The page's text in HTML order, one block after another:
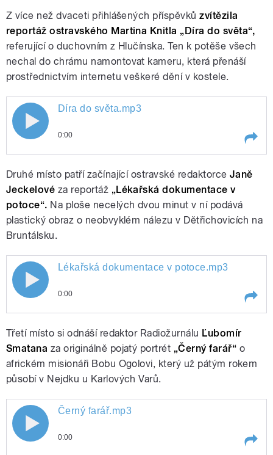
Z více než dvaceti přihlášených příspěvkůzvítězila
reportáž ostravského Martina Knitla „Díra do světa“,
referující o duchovním z Hlučínska. Ten k potěše všech
nechal do chrámu namontovat kameru, která přenáší
prostřednictvím internetu veškeré dění v kostele.
pause
Díra do světa.mp3
0:00
Druhé místo patří začínající ostravské redaktorce Janě
Jeckelové za reportáž „Lékařská dokumentace v
potoce“. Na ploše necelých dvou minut v ní podává
plastický obraz o neobvyklém nálezu v Dětřichovicích na
Bruntálsku.
pause
Lékařská dokumentace v potoce.mp3
0:00
Třetí místo si odnáší redaktor Radiožurnálu Ľubomír
Smatana za originálně pojatý portrét „Černý farář“ o
africkém misionáři Bobu Ogolovi, který už pátým rokem
působí v Nejdku u Karlových Varů.
Černý farář.mp3
0:00